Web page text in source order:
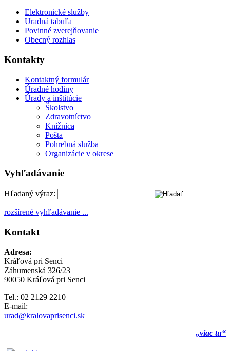
Elektronické služby
Uradná tabuľa
Povinné zverejňovanie
Obecný rozhlas
Kontakty
Kontaktný formulár
Úradné hodiny
Úrady a inštitúcie
Školstvo
Zdravotníctvo
Knižnica
Pošta
Pohrebná služba
Organizácie v okrese
Vyhľadávanie
Hľadaný výraz:
rozšírené vyhľadávanie ...
Kontakt
Adresa:
Kráľová pri Senci
Záhumenská 326/23
90050 Kráľová pri Senci
Tel.: 02 2129 2210
E-mail:
urad@kralovaprisenci.sk
„viac tu“